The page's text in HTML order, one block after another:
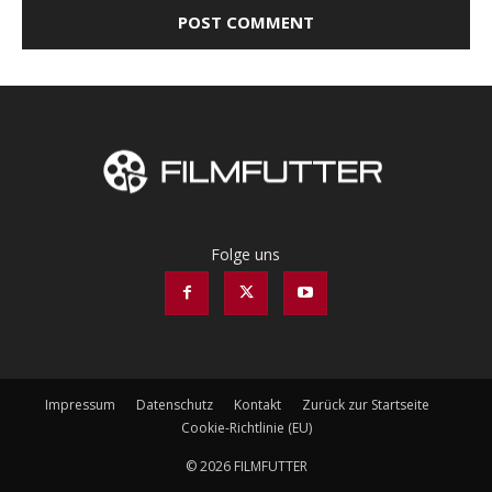
Folge uns
Impressum Datenschutz Kontakt
Zurück zur Startseite
Cookie-Richtlinie (EU)
© 2026 FILMFUTTER